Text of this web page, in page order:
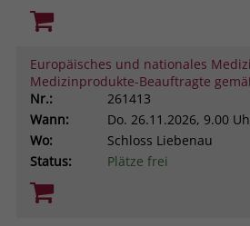
Europäisches und nationales
Medizinprodukte-Beauftragte
Nr.:
261413
Wann:
Do. 26.11.2026, 9.00
Wo:
Schloss Liebenau
Status:
Plätze frei